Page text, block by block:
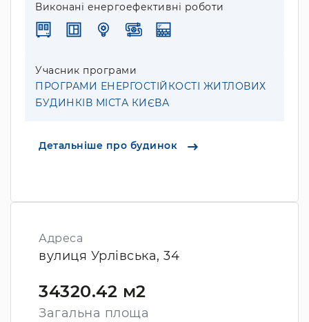
Виконані енергоефективні роботи
Учасник програми
ПРОГРАМИ ЕНЕРГОСТІЙКОСТІ ЖИТЛОВИХ
БУДИНКІВ МІСТА КИЄВА
Детальніше про будинок
Адреса
вулиця Урлівська, 34
34320.42 м2
Загальна площа